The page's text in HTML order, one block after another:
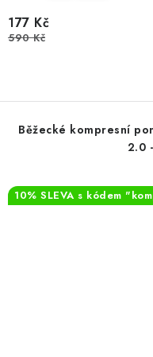
177 Kč
590 Kč
Běžecké kompresní
2.0
10% SLEVA s kódem